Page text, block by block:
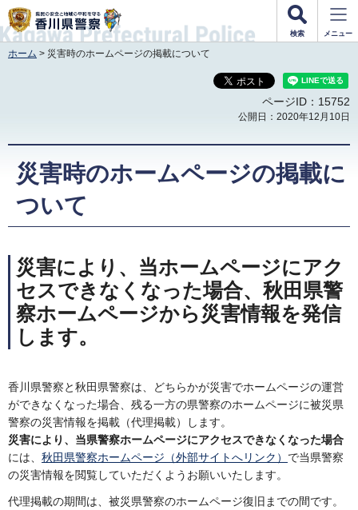
香川県警察
検索 メニュー
ホーム > 災害時のホームページの掲載について
ページID：15752
公開日：2020年12月10日
災害時のホームページの掲載に
ついて
災害により、当ホームページにアク
セスできなくなった場合、秋田県警
察ホームページから災害情報を発信
します。
香川県警察と秋田県警察は、どちらかが災害でホームページの運営
ができなくなった場合、残る一方の県警察のホームページに被災県
警察の災害情報を掲載（代理掲載）します。
災害により、当県警察ホームページにアクセスできなくなった場合
には、 秋田県警察ホームページ（外部サイトへリンク） で当県警察
の災害情報を閲覧していただくようお願いいたします。
代理掲載の期間は、被災県警察のホームページ復旧までの間です。